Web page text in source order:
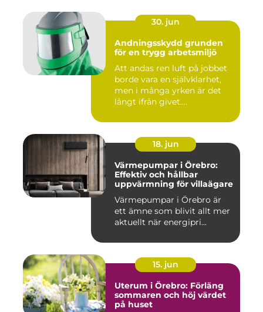
30. jun
Andningsskydd grunden
för en trygg arbetsmiljö
Att andas ren luft på jobbet
borde vara en självklarhet,
men i många yrken är det
långt ifrån givet....
18. jun
Värmepumpar i Örebro:
Effektiv och hållbar
uppvärmning för villaägare
Värmepumpar i Örebro är
ett ämne som blivit allt mer
aktuellt när energipri...
15. jun
Uterum i Örebro: Förläng
sommaren och höj värdet
på huset